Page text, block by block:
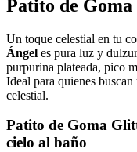
Patito de
Un toque celestial en tu
Ángel es pura luz y
purpurina plateada, pico
Ideal para quienes
celestial.
Patito de Goma
cielo al baño